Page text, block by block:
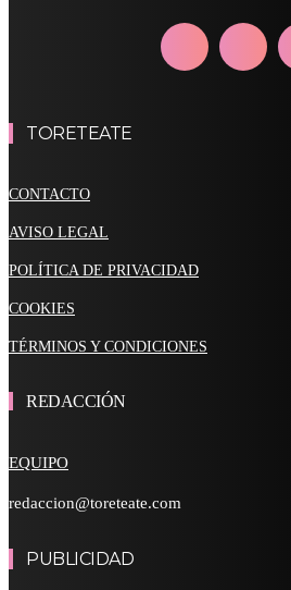
TORETEATE
CONTACTO
AVISO LEGAL
POLÍTICA DE PRIVACIDAD
COOKIES
TÉRMINOS Y CONDICIONES
REDACCIÓN
EQUIPO
redaccion@toreteate.com
PUBLICIDAD